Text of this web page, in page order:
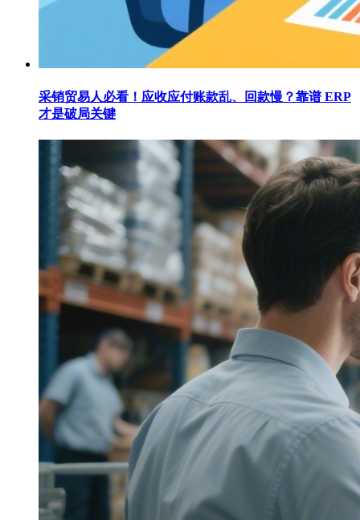
采销贸易人必看！应收应付账款乱、回款慢？靠谱 ERP
才是破局关键